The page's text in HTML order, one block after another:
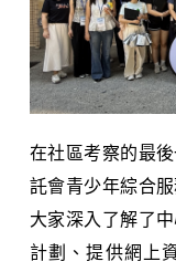
在社區考察的最
託會青少年綜合
大家深入了解了
計劃、提供網上